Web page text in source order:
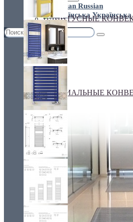
Russian
Українська
ПЛИНТУСНЫЕ
СПЕЦИАЛЬНЫЕ